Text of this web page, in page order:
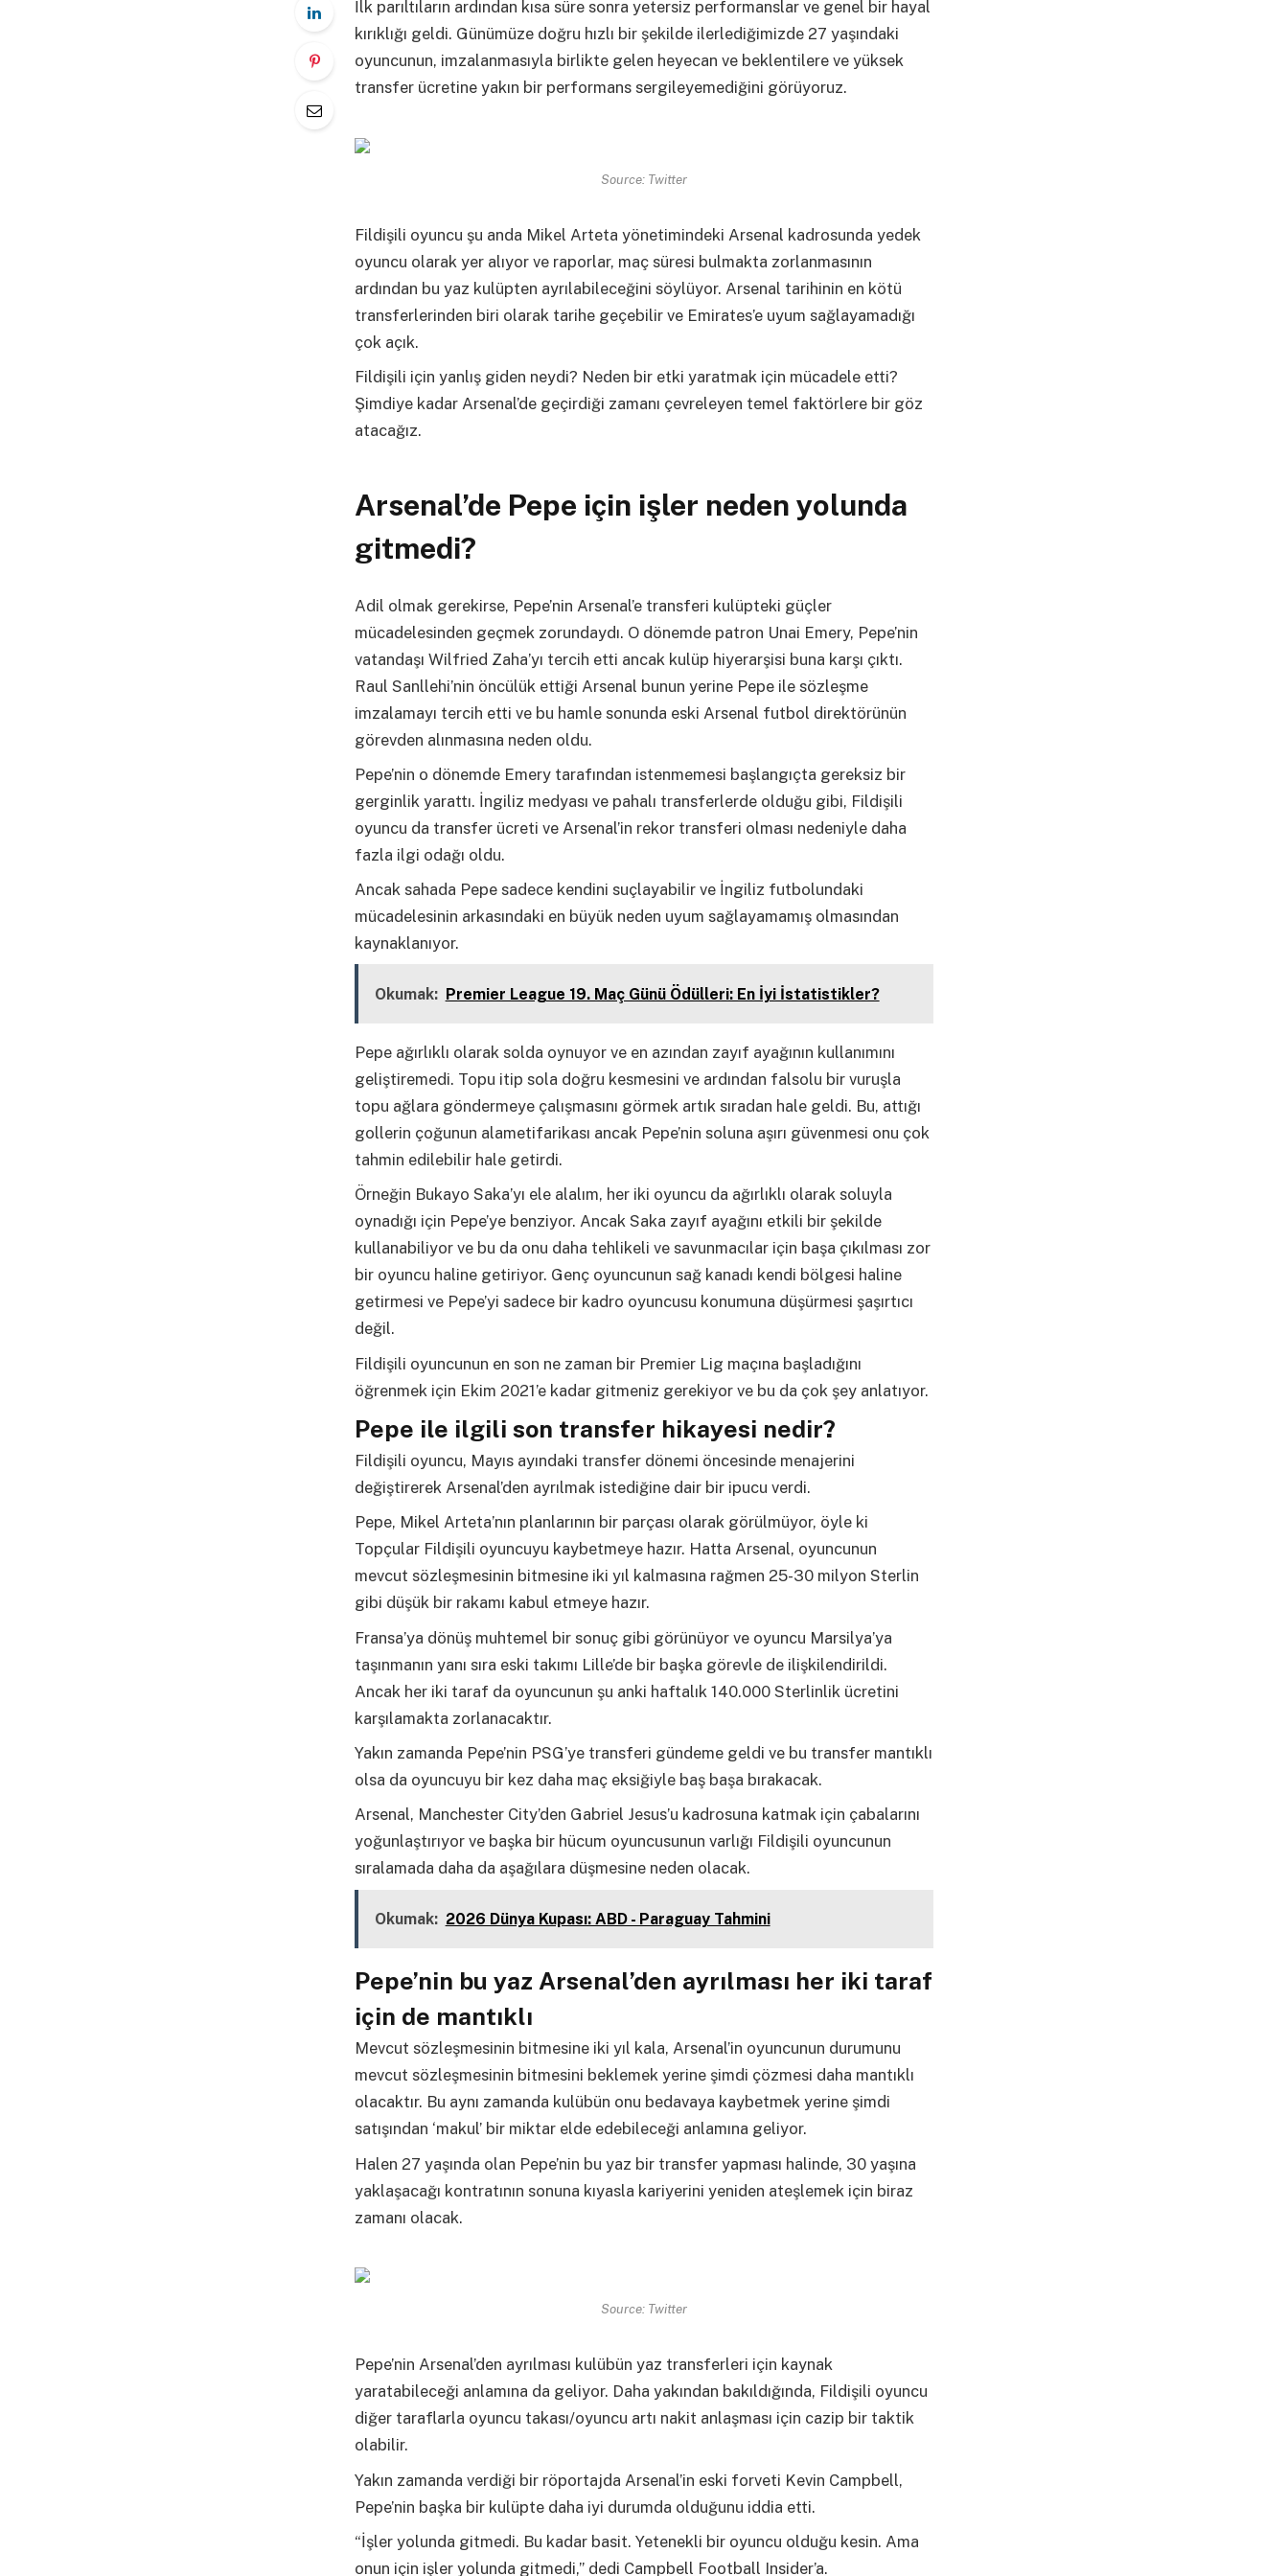
İlk parıltıların ardından kısa süre sonra yetersiz performanslar ve genel bir hayal
kırıklığı geldi. Günümüze doğru hızlı bir şekilde ilerlediğimizde 27 yaşındaki
oyuncunun, imzalanmasıyla birlikte gelen heyecan ve beklentilere ve yüksek
transfer ücretine yakın bir performans sergileyemediğini görüyoruz.
Source: Twitter
Fildişili oyuncu şu anda Mikel Arteta yönetimindeki Arsenal kadrosunda yedek
oyuncu olarak yer alıyor ve raporlar, maç süresi bulmakta zorlanmasının
ardından bu yaz kulüpten ayrılabileceğini söylüyor. Arsenal tarihinin en kötü
transferlerinden biri olarak tarihe geçebilir ve Emirates’e uyum sağlayamadığı
çok açık.
Fildişili için yanlış giden neydi? Neden bir etki yaratmak için mücadele etti?
Şimdiye kadar Arsenal’de geçirdiği zamanı çevreleyen temel faktörlere bir göz
atacağız.
Arsenal’de Pepe için işler neden yolunda
gitmedi?
Adil olmak gerekirse, Pepe’nin Arsenal’e transferi kulüpteki güçler
mücadelesinden geçmek zorundaydı. O dönemde patron Unai Emery, Pepe’nin
vatandaşı Wilfried Zaha’yı tercih etti ancak kulüp hiyerarşisi buna karşı çıktı.
Raul Sanllehi’nin öncülük ettiği Arsenal bunun yerine Pepe ile sözleşme
imzalamayı tercih etti ve bu hamle sonunda eski Arsenal futbol direktörünün
görevden alınmasına neden oldu.
Pepe’nin o dönemde Emery tarafından istenmemesi başlangıçta gereksiz bir
gerginlik yarattı. İngiliz medyası ve pahalı transferlerde olduğu gibi, Fildişili
oyuncu da transfer ücreti ve Arsenal’in rekor transferi olması nedeniyle daha
fazla ilgi odağı oldu.
Ancak sahada Pepe sadece kendini suçlayabilir ve İngiliz futbolundaki
mücadelesinin arkasındaki en büyük neden uyum sağlayamamış olmasından
kaynaklanıyor.
Okumak: Premier League 19. Maç Günü Ödülleri: En İyi İstatistikler?
Pepe ağırlıklı olarak solda oynuyor ve en azından zayıf ayağının kullanımını
geliştiremedi. Topu itip sola doğru kesmesini ve ardından falsolu bir vuruşla
topu ağlara göndermeye çalışmasını görmek artık sıradan hale geldi. Bu, attığı
gollerin çoğunun alametifarikası ancak Pepe’nin soluna aşırı güvenmesi onu çok
tahmin edilebilir hale getirdi.
Örneğin Bukayo Saka’yı ele alalım, her iki oyuncu da ağırlıklı olarak soluyla
oynadığı için Pepe’ye benziyor. Ancak Saka zayıf ayağını etkili bir şekilde
kullanabiliyor ve bu da onu daha tehlikeli ve savunmacılar için başa çıkılması zor
bir oyuncu haline getiriyor. Genç oyuncunun sağ kanadı kendi bölgesi haline
getirmesi ve Pepe’yi sadece bir kadro oyuncusu konumuna düşürmesi şaşırtıcı
değil.
Fildişili oyuncunun en son ne zaman bir Premier Lig maçına başladığını
öğrenmek için Ekim 2021’e kadar gitmeniz gerekiyor ve bu da çok şey anlatıyor.
Pepe ile ilgili son transfer hikayesi nedir?
Fildişili oyuncu, Mayıs ayındaki transfer dönemi öncesinde menajerini
değiştirerek Arsenal’den ayrılmak istediğine dair bir ipucu verdi.
Pepe, Mikel Arteta’nın planlarının bir parçası olarak görülmüyor, öyle ki
Topçular Fildişili oyuncuyu kaybetmeye hazır. Hatta Arsenal, oyuncunun
mevcut sözleşmesinin bitmesine iki yıl kalmasına rağmen 25-30 milyon Sterlin
gibi düşük bir rakamı kabul etmeye hazır.
Fransa’ya dönüş muhtemel bir sonuç gibi görünüyor ve oyuncu Marsilya’ya
taşınmanın yanı sıra eski takımı Lille’de bir başka görevle de ilişkilendirildi.
Ancak her iki taraf da oyuncunun şu anki haftalık 140.000 Sterlinlik ücretini
karşılamakta zorlanacaktır.
Yakın zamanda Pepe’nin PSG’ye transferi gündeme geldi ve bu transfer mantıklı
olsa da oyuncuyu bir kez daha maç eksiğiyle baş başa bırakacak.
Arsenal, Manchester City’den Gabriel Jesus’u kadrosuna katmak için çabalarını
yoğunlaştırıyor ve başka bir hücum oyuncusunun varlığı Fildişili oyuncunun
sıralamada daha da aşağılara düşmesine neden olacak.
Okumak: 2026 Dünya Kupası: ABD - Paraguay Tahmini
Pepe’nin bu yaz Arsenal’den ayrılması her iki taraf
için de mantıklı
Mevcut sözleşmesinin bitmesine iki yıl kala, Arsenal’in oyuncunun durumunu
mevcut sözleşmesinin bitmesini beklemek yerine şimdi çözmesi daha mantıklı
olacaktır. Bu aynı zamanda kulübün onu bedavaya kaybetmek yerine şimdi
satışından ‘makul’ bir miktar elde edebileceği anlamına geliyor.
Halen 27 yaşında olan Pepe’nin bu yaz bir transfer yapması halinde, 30 yaşına
yaklaşacağı kontratının sonuna kıyasla kariyerini yeniden ateşlemek için biraz
zamanı olacak.
Source: Twitter
Pepe’nin Arsenal’den ayrılması kulübün yaz transferleri için kaynak
yaratabileceği anlamına da geliyor. Daha yakından bakıldığında, Fildişili oyuncu
diğer taraflarla oyuncu takası/oyuncu artı nakit anlaşması için cazip bir taktik
olabilir.
Yakın zamanda verdiği bir röportajda Arsenal’in eski forveti Kevin Campbell,
Pepe’nin başka bir kulüpte daha iyi durumda olduğunu iddia etti.
“İşler yolunda gitmedi. Bu kadar basit. Yetenekli bir oyuncu olduğu kesin. Ama
onun için işler yolunda gitmedi,” dedi Campbell Football Insider’a.